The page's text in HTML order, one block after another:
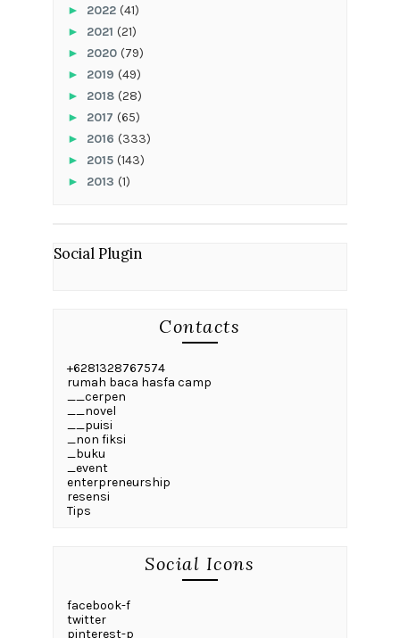
► 2022 (41)
► 2021 (21)
► 2020 (79)
► 2019 (49)
► 2018 (28)
► 2017 (65)
► 2016 (333)
► 2015 (143)
► 2013 (1)
Social Plugin
Contacts
+6281328767574
rumah baca hasfa camp
__cerpen
__novel
__puisi
_non fiksi
_buku
_event
enterpreneurship
resensi
Tips
Social Icons
facebook-f
twitter
pinterest-p